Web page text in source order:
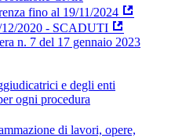
fino al 19/11/2024
12/2020 - SCADUTI
n. 7 del 17 gennaio 2023
e degli enti
ogni procedura
di lavori, opere,